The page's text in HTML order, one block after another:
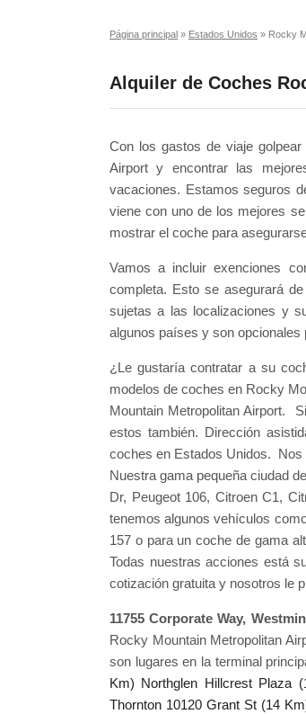
Página principal » Estados Unidos » Rocky
Alquiler de Coches
Con los gastos de viaje
Airport y encontrar las
vacaciones. Estamos seguros
viene con uno de los mejores
mostrar el coche para
Vamos a incluir exenciones
completa. Esto se asegurará
sujetas a las localizaciones y
algunos países y son opcionales
¿Le gustaría contratar a su
modelos de coches en Rocky
Mountain Metropolitan Airport.
estos también. Dirección
coches en Estados Unidos. Nos
Nuestra gama pequeña ciudad
Dr, Peugeot 106, Citroen C1,
tenemos algunos vehículos
157 o para un coche de gama
Todas nuestras acciones está
cotización gratuita y nosotros le
11755 Corporate Way,
Rocky Mountain Metropolitan
son lugares en la terminal
Km) Northglen Hillcrest Plaza
Thornton 10120 Grant St (14